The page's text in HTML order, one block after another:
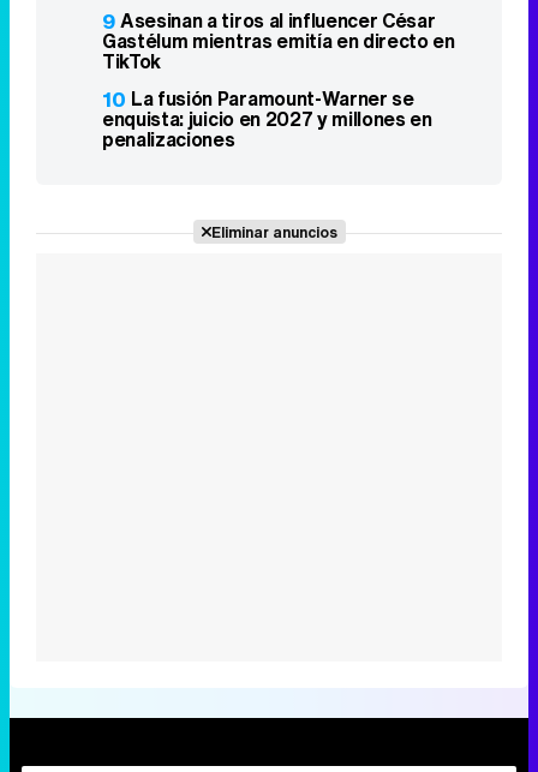
9Asesinan a tiros al influencer César
Gastélum mientras emitía en directo en
TikTok
10 La fusión Paramount-Warner se
enquista: juicio en 2027 y millones en
penalizaciones
Eliminar anuncios